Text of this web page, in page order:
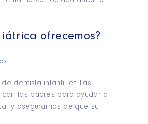
ofrecemos?
dentista infantil en Las
con los padres para ayudar a
y asegurarnos de que su